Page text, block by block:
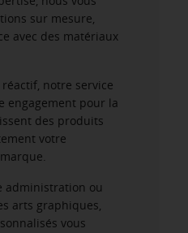
sur mesure,
avec des matériaux
notre service
engagement pour la
des produits
votre
administration ou
arts graphiques,
vous